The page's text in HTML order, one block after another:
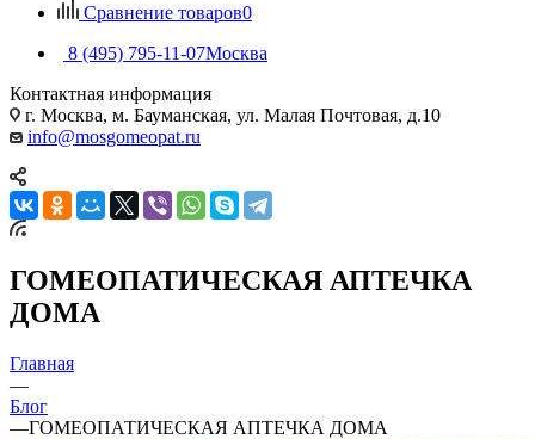
Сравнение товаров0
8 (495) 795-11-07Москва
Контактная информация
г. Москва, м. Бауманская, ул. Малая Почтовая, д.10
info@mosgomeopat.ru
ГОМЕОПАТИЧЕСКАЯ АПТЕЧКА
ДОМА
Главная
—
Блог
—ГОМЕОПАТИЧЕСКАЯ АПТЕЧКА ДОМА